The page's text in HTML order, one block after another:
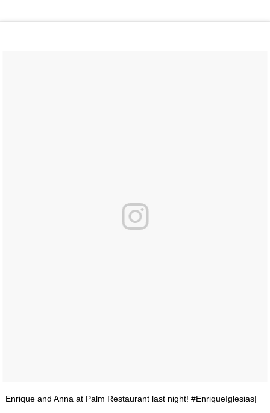
Enrique and Anna at Palm Restaurant last night! #EnriqueIglesias|